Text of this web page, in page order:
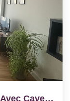
ROYAN, Appartement Lumineux Avec Cave Et Parking